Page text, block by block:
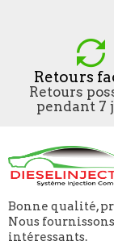
Retours
Retours
pendant 7
Bonne qualité,
Nous
intéressants.